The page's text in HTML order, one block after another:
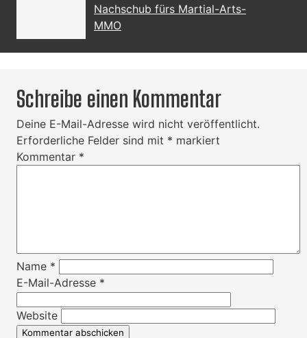
Nachschub fürs Martial-Arts-
MMO
Schreibe einen Kommentar
Deine E-Mail-Adresse wird nicht veröffentlicht.
Erforderliche Felder sind mit * markiert
Kommentar *
Name *
E-Mail-Adresse *
Website